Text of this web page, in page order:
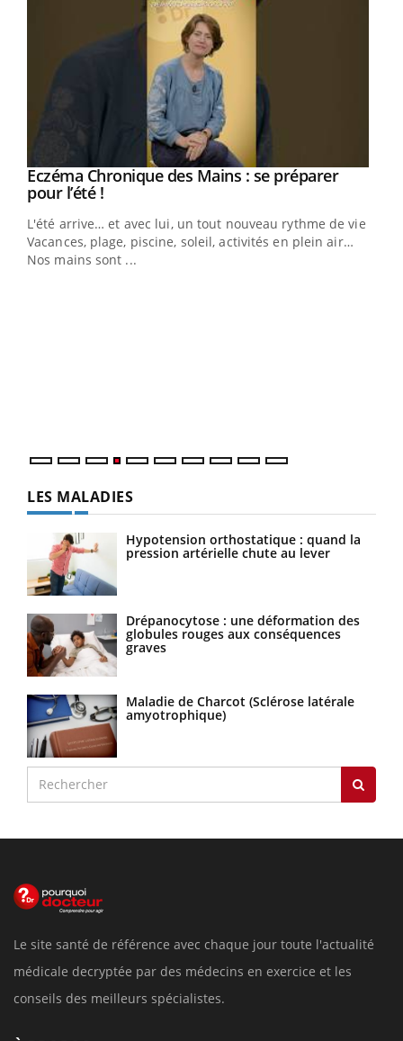
Youtube
Eczéma Chronique des Mains : se préparer
pour l’été !Youtube
L'été arrive… et avec lui, un tout nouveau rythme de vie !
Vacances, plage, piscine, soleil, activités en plein air…
Nos mains sont ...
LES MALADIES
Hypotension orthostatique : quand la
pression artérielle chute au lever
Drépanocytose : une déformation des
globules rouges aux conséquences
graves
Maladie de Charcot (Sclérose latérale
amyotrophique)
Le site santé de référence avec chaque jour toute l'actualité
médicale decryptée par des médecins en exercice et les
conseils des meilleurs spécialistes.